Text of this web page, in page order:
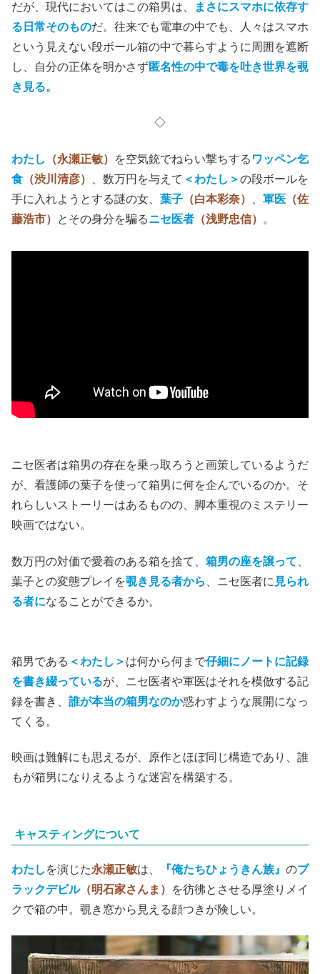
だが、現代においてはこの箱男は、
まさにスマホに依存す
る日常そのものだ。往来でも電車の中でも、人々はスマホ
という見えない段ボール箱の中で暮らすように周囲を遮断
し、自分の正体を明かさず匿名性の中で毒を吐き世界を覗
き見る。
◇
わたし （永瀬正敏） を空気銃でねらい撃ちする ワッペン乞
食 （渋川清彦） 、数万円を与えて ＜わたし＞の段ボールを
手に入れようとする謎の女、 葉子 （白本彩奈） 軍医 （佐
藤浩市）
とその身分を騙るニセ医者 （浅野忠信） 。
ニセ医者は箱男の存在を乗っ取ろうと画策しているようだ
が、看護師の葉子を使って箱男に何を企んでいるのか。そ
れらしいストーリーはあるものの、脚本重視のミステリー
映画ではない。
数万円の対価で愛着のある箱を捨て、 箱男の座を譲って
葉子との変態プレイを覗き見る者から 、ニセ医者に 見られ
る者になることができるか。
箱男である ＜わたし＞ は何から何まで仔細にノートに記録
を書き綴っているが、ニセ医者や軍医はそれを模倣する記
録を書き、 誰が本当の箱男なのか惑わすような展開になっ
てくる。
映画は難解にも思えるが、原作とほぼ同じ構造であり、誰
もが箱男になりえるような迷宮を構築する。
キャスティングについて
わたし を演じた永瀬正敏は、 『俺たちひょうきん族』 のブ
ラックデビル（明石家さんま）
を彷彿とさせる厚塗りメイ
クで箱の中。覗き窓から見える顔つきが険しい。